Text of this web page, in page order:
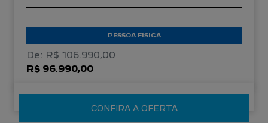
PESSOA FÍSICA
De: R$ 106.990,00
R$ 96.990,00
CONFIRA A OFERTA